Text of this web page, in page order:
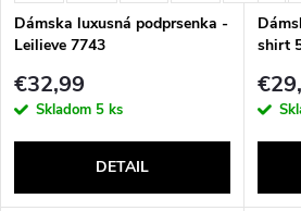
Dámska luxusná podprsenka -
Leilieve 7743
€32,99
Skladom 5 ks
DETAIL
shirt